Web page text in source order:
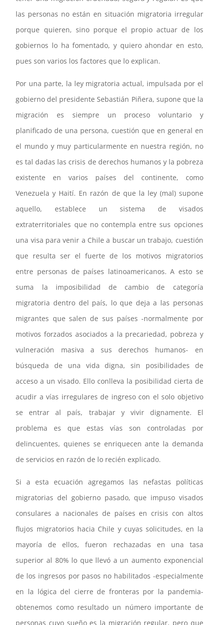
las personas no están en situación migratoria irregular
porque quieren, sino porque el propio actuar de los
gobiernos lo ha fomentado, y quiero ahondar en esto,
pues son varios los factores que lo explican.
Por una parte, la ley migratoria actual, impulsada por el
gobierno del presidente Sebastián Piñera, supone que la
migración es siempre un proceso voluntario y
planificado de una persona, cuestión que en general en
el mundo y muy particularmente en nuestra región, no
es tal dadas las crisis de derechos humanos y la pobreza
existente en varios países del continente, como
Venezuela y Haití. En razón de que la ley (mal) supone
aquello, establece un sistema de visados
extraterritoriales que no contempla entre sus opciones
una visa para venir a Chile a buscar un trabajo, cuestión
que resulta ser el fuerte de los motivos migratorios
entre personas de países latinoamericanos. A esto se
suma la imposibilidad de cambio de categoría
migratoria dentro del país, lo que deja a las personas
migrantes que salen de sus países -normalmente por
motivos forzados asociados a la precariedad, pobreza y
vulneración masiva a sus derechos humanos- en
búsqueda de una vida digna, sin posibilidades de
acceso a un visado. Ello conlleva la posibilidad cierta de
acudir a vías irregulares de ingreso con el solo objetivo
se entrar al país, trabajar y vivir dignamente. El
problema es que estas vías son controladas por
delincuentes, quienes se enriquecen ante la demanda
de servicios en razón de lo recién explicado.
Si a esta ecuación agregamos las nefastas políticas
migratorias del gobierno pasado, que impuso visados
consulares a nacionales de países en crisis con altos
flujos migratorios hacia Chile y cuyas solicitudes, en la
mayoría de ellos, fueron rechazadas en una tasa
superior al 80% lo que llevó a un aumento exponencial
de los ingresos por pasos no habilitados -especialmente
en la lógica del cierre de fronteras por la pandemia-
obtenemos como resultado un número importante de
personas cuyo sueño es la migración regular, pero que